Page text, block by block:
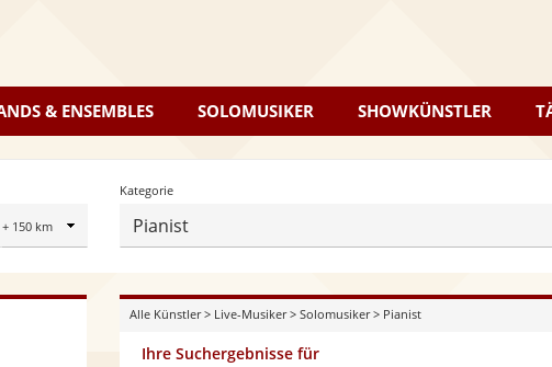
& ENSEMBLES SOLOMUSIKER SHOWKÜNSTLER
Ort
Events
festlegen
Kategorie
Pianist
Alle Künstler> Live-Musiker> Solomusiker> Pianist
Ihre Suchergebnisse für